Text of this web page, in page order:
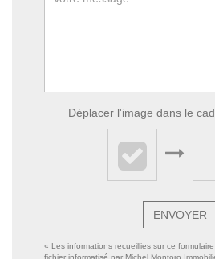
Déplacer l'image dans le
ENVOYER
« Les informations recueillies sur ce
fichier informatisé par Michel Montoro